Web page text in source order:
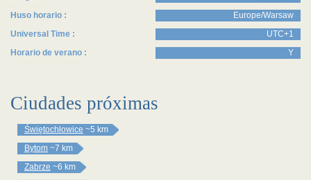
Huso horario :
Europe/Warsaw
Universal Time :
UTC+1
Horario de verano :
Y
Ciudades próximas
Świętochłowice ~5 km
Bytom ~7 km
Zabrze ~6 km